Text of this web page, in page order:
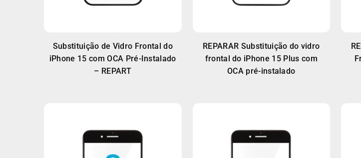
Substituição de Vidro Frontal do
iPhone 15 com OCA Pré-Instalado
– REPART
REPARAR Substituição do vidro
frontal do iPhone 15 Plus com
OCA pré-instalado